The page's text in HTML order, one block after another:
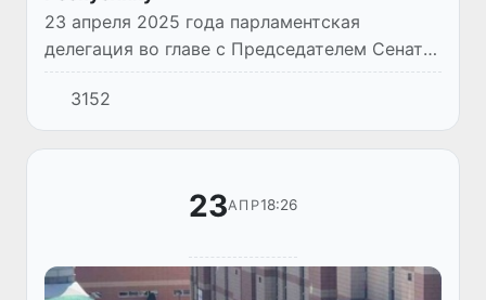
23 апреля 2025 года парламентская
делегация во главе с Председателем Сената
Олий Мажлиса Республики Узбекистан
Танзилой Нарбаевой по приглашению
Председателя Великого Национального...
3152
23АПР18:26